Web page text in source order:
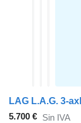
LAG L.A.G. 3-
5.700 € Sin IVA